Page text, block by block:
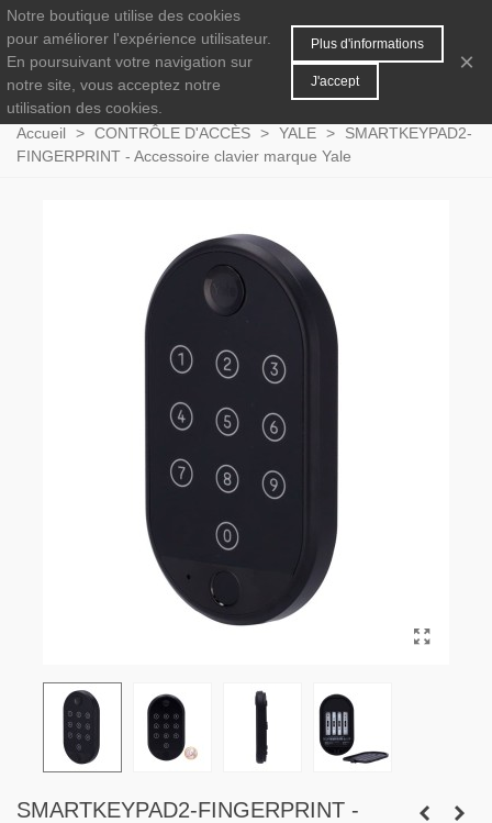
0 MENU
Accueil > CONTRÔLE D'ACCÈS > YALE >
SMARTKEYPAD2-
FINGERPRINT - Accessoire clavier marque Yale
SMARTKEYPAD2-FINGERPRINT -
Notre boutique utilise des cookies
pour améliorer l'expérience utilisateur.
En poursuivant votre navigation sur
notre site, vous acceptez notre
utilisation des cookies.
Plus d'informations
J'accept
×